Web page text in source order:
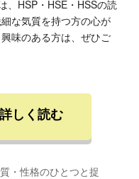
、HSP・HSE・HSSの読
な気質を持つ方の心が
味のある方は、ぜひご
しく読む
・性格のひとつと捉